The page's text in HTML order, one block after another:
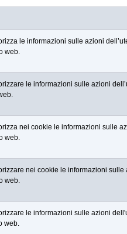
le informazioni sulle azioni
web.
le informazioni sulle azioni
nei cookie le informazioni sulle
web.
nei cookie le informazioni sulle
web.
le informazioni sulle azioni
web.